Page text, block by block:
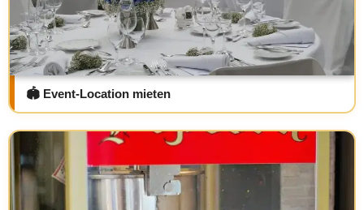
🏟️ Event-Location mieten